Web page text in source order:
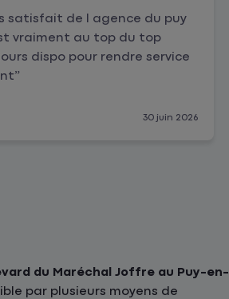
30 juin 2026
satisfait de l agence du puy
vraiment au top du top
dispo pour rendre service
du Maréchal Joffre au Puy-en-
par plusieurs moyens de